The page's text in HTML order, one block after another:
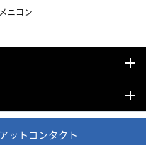
メニコン
ットコンタクト